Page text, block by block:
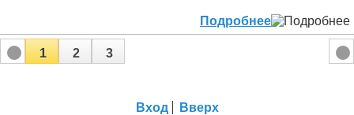
Подробнее
1 2 3
Вход Вверх